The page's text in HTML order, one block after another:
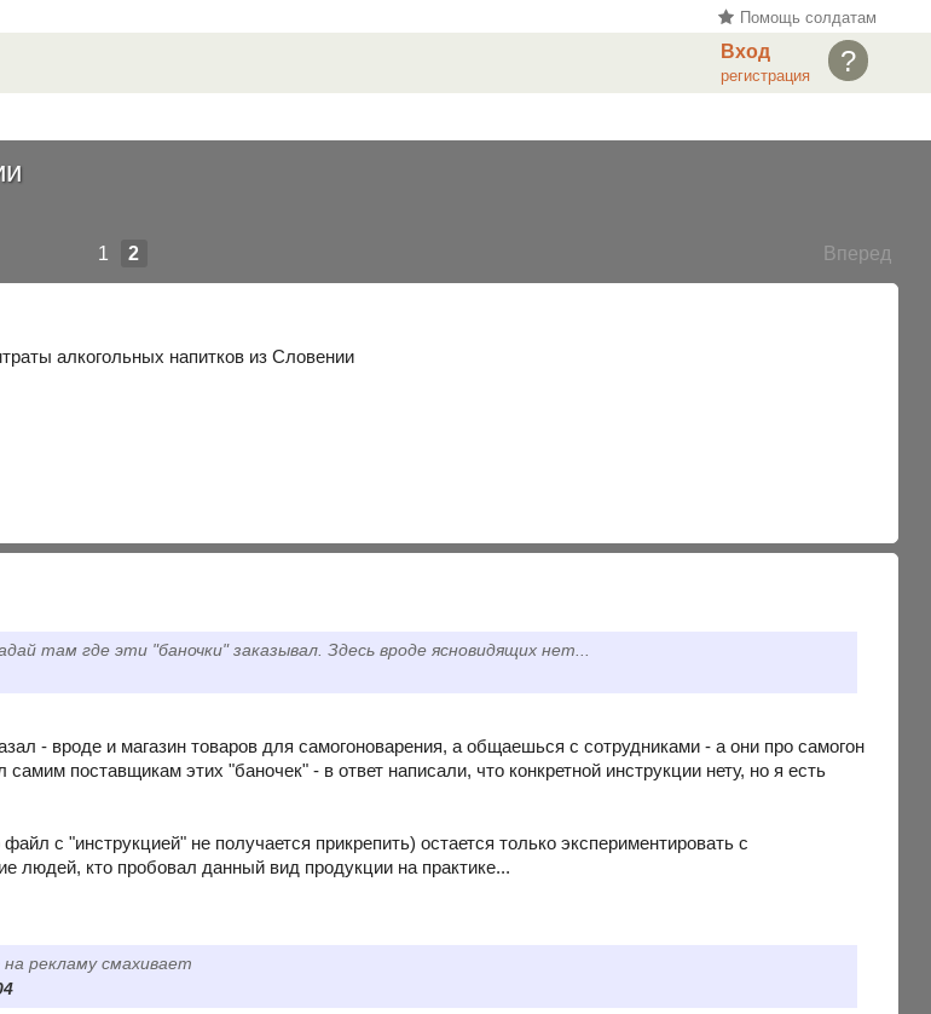
Помощь солдатам
?
Вход
регистрация
Вперед
1 2
там где эти "баночки" заказывал. Здесь вроде ясновидящих нет...
- вроде и магазин товаров для самогоноварения, а общаешься с сотрудниками - а они про самогон
поставщикам этих "баночек" - в ответ написали, что конкретной инструкции нету, но я есть
с "инструкцией" не получается прикрепить) остается только экспериментировать с
людей, кто пробовал данный вид продукции на практике...
рекламу смахивает